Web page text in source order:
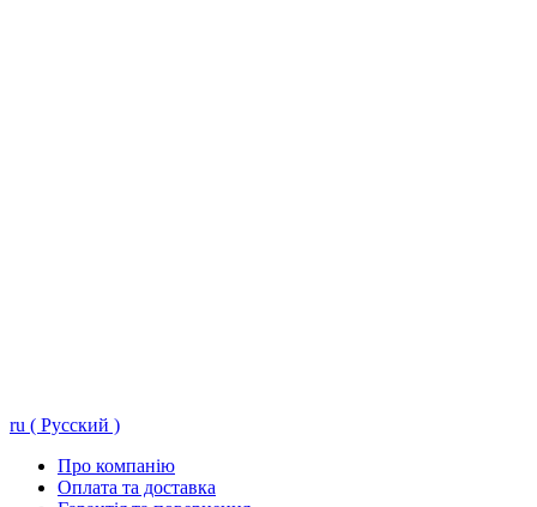
ru ( Русский )
Про компанію
Оплата та доставка